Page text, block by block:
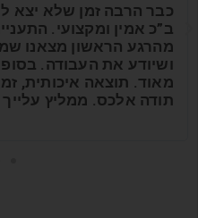
כבר הרבה זמן שלא יצא
ב”כ אמין ומקצועי.
מהרגע הראשון מצאנו
ושיודע את העבודה.
מאוד. תוצאה איכותית,
תודה אלכס. ממליץ